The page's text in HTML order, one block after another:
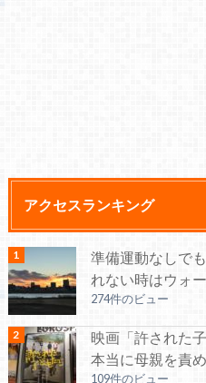
アクセスランキング
準備運動なしで
れない時はウォ
274件のビュー
映画「許された
本当に母親を責
109件のビュー